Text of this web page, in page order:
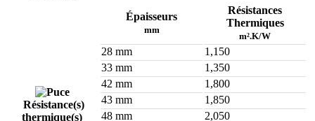
Résistance(s)
thermique(s)
Épaisseurs
mm
Résistances
Thermiques
m².K/W
28 mm
1,150
33 mm
1,350
42 mm
1,800
43 mm
1,850
48 mm
2,050